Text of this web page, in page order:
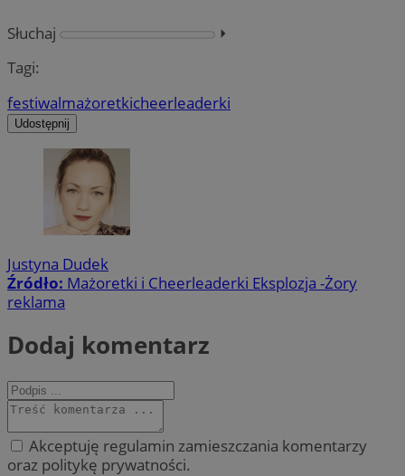
Słuchaj
⏵︎
Tagi:
festiwalmażoretkicheerleaderki
Udostępnij
Justyna Dudek
Źródło: Mażoretki i Cheerleaderki Eksplozja -Żory
reklama
Dodaj komentarz
Akceptuję regulamin zamieszczania komentarzy
oraz politykę prywatności.